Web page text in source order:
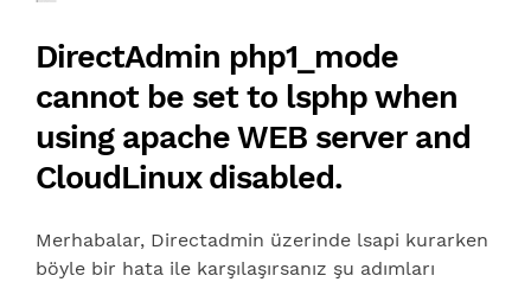
DirectAdmin php1_mode
cannot be set to lsphp when
using apache WEB server and
CloudLinux disabled.
Merhabalar, Directadmin üzerinde lsapi kurarken
böyle bir hata ile karşılaşırsanız şu adımları